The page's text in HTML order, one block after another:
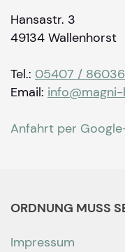
Hansastr. 3
49134 Wallenhorst
Tel.: 05407 /
Email:
Anfahrt per
ORDNUNG MUSS
Impressum